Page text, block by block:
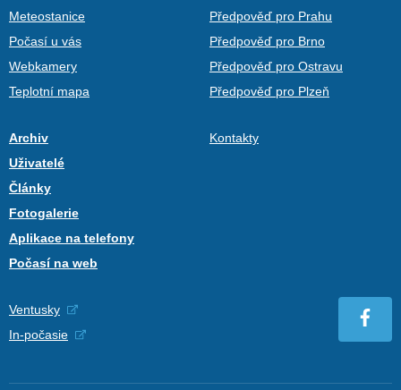
Meteostanice
Počasí u vás
Webkamery
Teplotní mapa
Předpověď pro Prahu
Předpověď pro Brno
Předpověď pro Ostravu
Předpověď pro Plzeň
Archiv
Uživatelé
Články
Fotogalerie
Aplikace na telefony
Počasí na web
Kontakty
Ventusky
In-počasie